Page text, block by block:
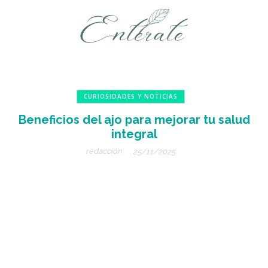
CURIOSIDADES Y NOTICIAS
Beneficios del ajo para mejorar tu salud
integral
redacción 25/11/2025